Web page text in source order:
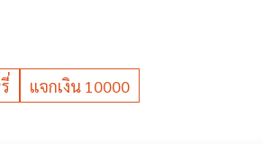
แจกเงิน 10000